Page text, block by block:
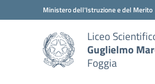
Vai ai contenuti
Vai al menu di navigazioneMinistero dell'Istruzione e del Merito
Liceo
Guglielmo
Foggia